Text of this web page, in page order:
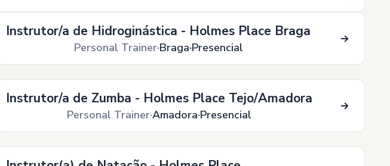
Instrutor/a de Hidroginástica - Holmes Place Braga
Personal Trainer Braga Presencial
Instrutor/a de Zumba - Holmes Place Tejo/Amadora
Personal TrainerAmadora Presencial